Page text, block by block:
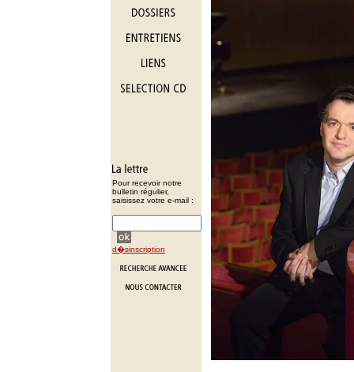
Pour recevoir notre
bulletin régulier,
saisissez votre e-mail :
d�sinscription